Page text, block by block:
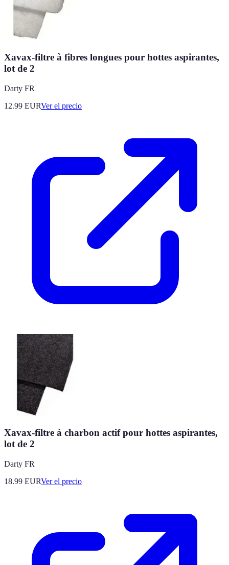
Xavax-filtre à fibres longues pour hottes aspirantes,
lot de 2
Darty FR
12.99 EURVer el precio
Xavax-filtre à charbon actif pour hottes aspirantes,
lot de 2
Darty FR
18.99 EURVer el precio